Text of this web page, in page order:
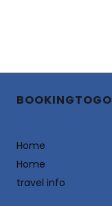
BOOKINGTOGO
Home
Home
travel info